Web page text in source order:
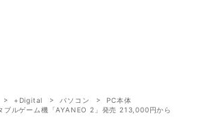
+Digital パソコン
PC本体
ブルゲーム機「AYANEO 2」発売 213,000円から